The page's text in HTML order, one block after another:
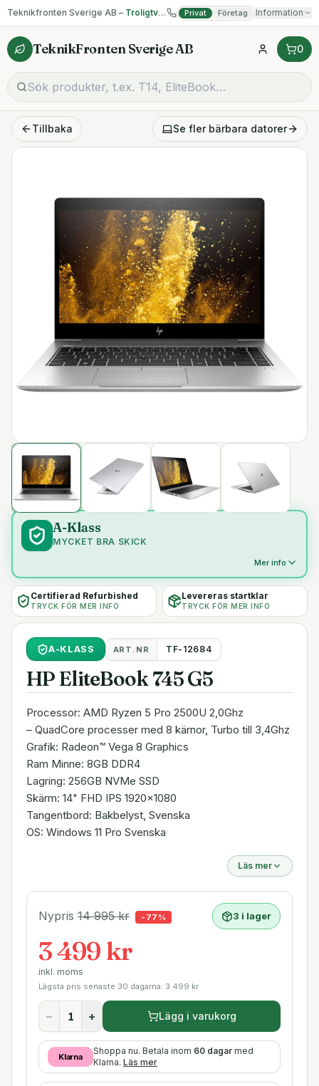
Teknikfronten Sverige AB – Troligtvis billigast på begagnad IT! Privat Företag Information
TeknikFronten Sverige AB 0
Tillbaka Se fler bärbara datorer
A-Klass
MYCKET BRA SKICK
Mer info
Certifierad Refurbished
TRYCK FÖR MER INFO
Levereras startklar
TRYCK FÖR MER INFO
A-KLASS ART.NR TF-12684
HP EliteBook 745 G5
Processor: AMD Ryzen 5 Pro 2500U 2,0Ghz
– QuadCore processer med 8 kärnor, Turbo till 3,4Ghz
Grafik: Radeon™ Vega 8 Graphics
Ram Minne: 8GB DDR4
Lagring: 256GB NVMe SSD
Skärm: 14" FHD IPS 1920x1080
Tangentbord: Bakbelyst, Svenska
OS: Windows 11 Pro Svenska
Läs mer
Nypris 14 995kr - 77 % 3 i lager
3 499 kr
inkl. moms
Lägsta pris senaste 30 dagarna: 3 499 kr
− + Lägg i varukorg
Klarna
Shoppa nu. Betala inom 60 dagar med
Klarna. Läs mer